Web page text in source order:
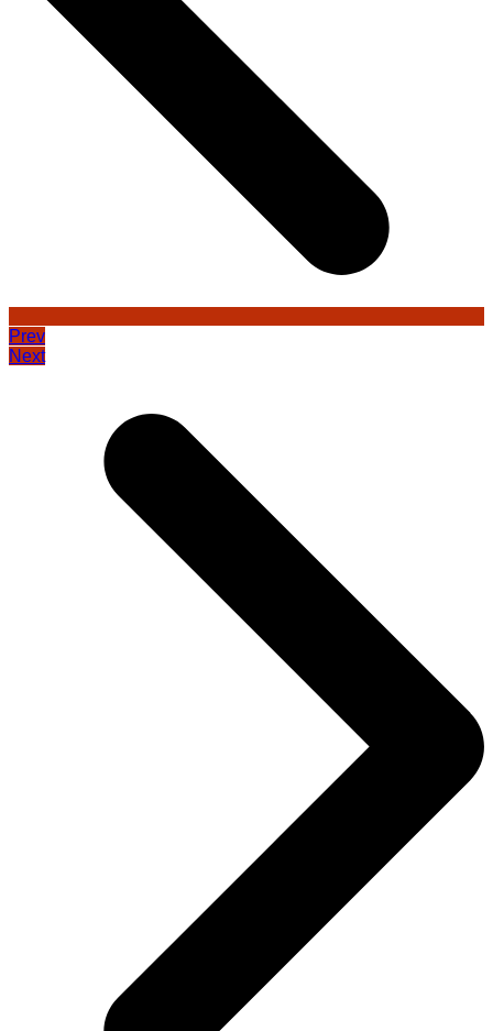
Prev
Next